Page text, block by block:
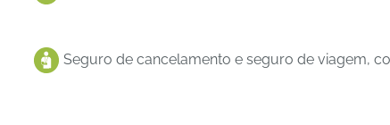
Seguro de cancelamento e seguro de viagem,